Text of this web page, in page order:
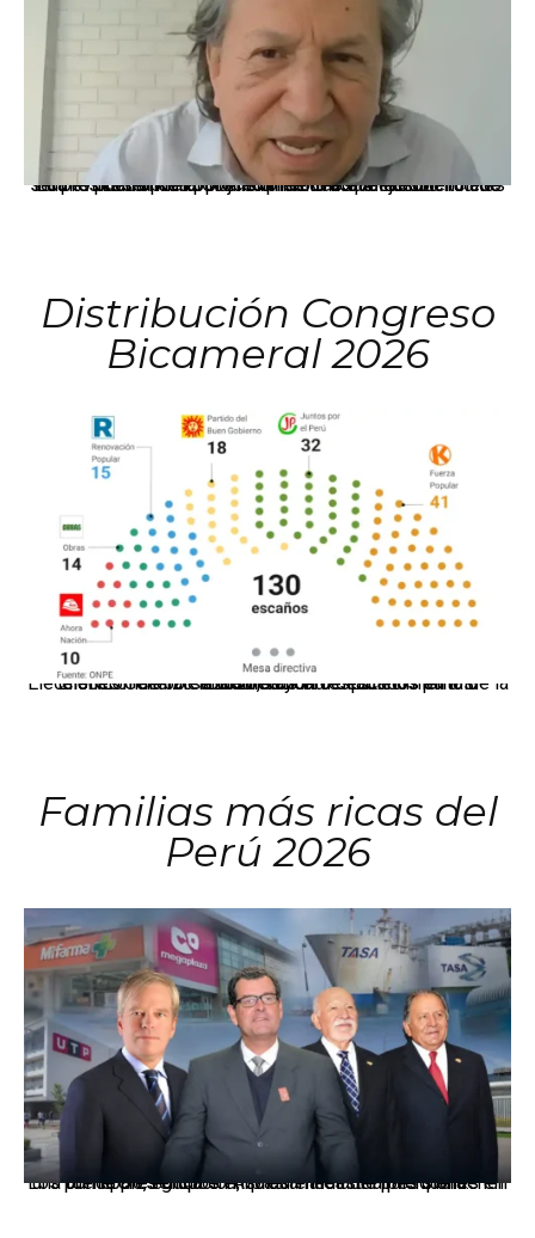
La presidenta Keiko Fujimori informó que la solicitud de indulto presentada por el expresidente Alejandro Toledo será evaluada por la Comisión de Gracias Presidenciales conforme al procedimiento establecido.
Distribución Congreso
Bicameral 2026
El JNE oficializó la distribución de escaños para la elección de 60 senadores y 130 diputados en las Elecciones Generales 2026, tras el restablecimiento de la Bicameralidad.
Familias más ricas del
Perú 2026
Los principales grupos empresariales del país mantienen una fuerte presencia en Áncash mediante inversiones en comercio, educación, salud e industria pesquera.